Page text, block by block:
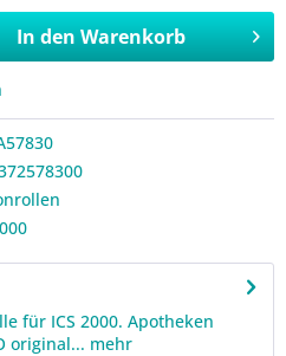
In den Warenkorb
für ICS 2000. Apotheken
original... mehr